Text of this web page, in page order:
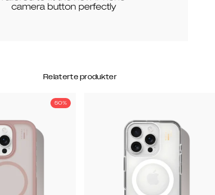
Relaterte produkter
50%